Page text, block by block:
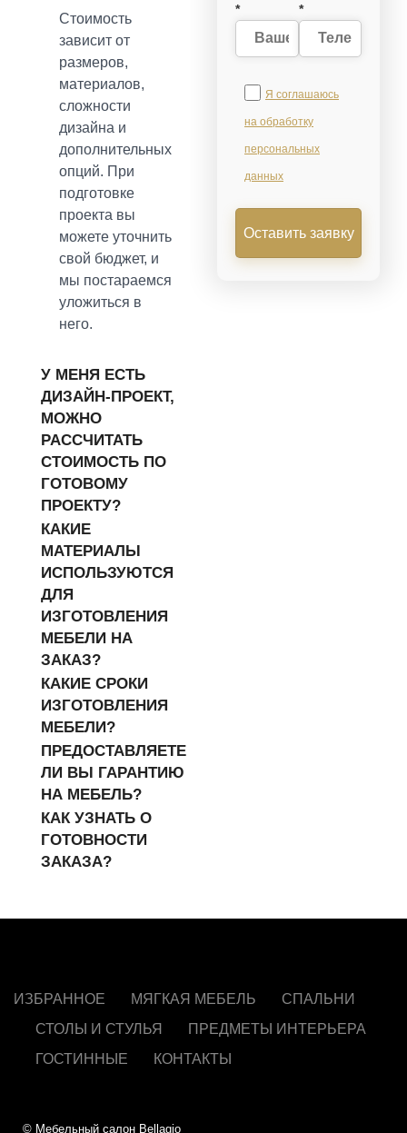
Стоимость
зависит от
размеров,
материалов,
сложности
дизайна и
дополнительных
опций. При
подготовке
проекта вы
можете уточнить
свой бюджет, и
мы постараемся
уложиться в
него.
У МЕНЯ ЕСТЬ
ДИЗАЙН-ПРОЕКТ,
МОЖНО
РАССЧИТАТЬ
СТОИМОСТЬ ПО
ГОТОВОМУ
ПРОЕКТУ?
КАКИЕ
МАТЕРИАЛЫ
ИСПОЛЬЗУЮТСЯ
ДЛЯ
ИЗГОТОВЛЕНИЯ
МЕБЕЛИ НА
ЗАКАЗ?
КАКИЕ СРОКИ
ИЗГОТОВЛЕНИЯ
МЕБЕЛИ?
ПРЕДОСТАВЛЯЕТЕ
ЛИ ВЫ ГАРАНТИЮ
НА МЕБЕЛЬ?
КАК УЗНАТЬ О
ГОТОВНОСТИ
ЗАКАЗА?
*
*
Я соглашаюсь
на обработку
персональных
данных
Оставить заявку
ИЗБРАННОЕ МЯГКАЯ МЕБЕЛЬ
СПАЛЬНИ
СТОЛЫ И СТУЛЬЯ
ПРЕДМЕТЫ ИНТЕРЬЕРА
ГОСТИННЫЕ
КОНТАКТЫ
© Мебельный салон Bellagio